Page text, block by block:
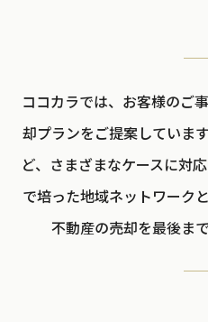
ココカラでは、お客様のご
却プランをご提案していま
ど、さまざまなケースに対
で培った地域ネットワーク
不動産の売却を最後ま